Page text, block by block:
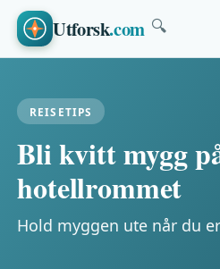
Utforsk.com 🔍
REISETIPS
Bli kvitt mygg
hotellrommet
Hold myggen ute når du